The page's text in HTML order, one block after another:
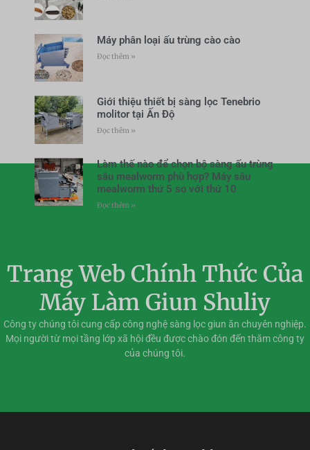
Máy phân loại ấu trùng cào cào
Đọc thêm »
Giới thiệu thiết bị sàng lọc Tenebrio
molitor tại Ấn Độ
Đọc thêm »
Làm thế nào để chọn bộ sàng ấu trùng
sâu mealworm phù hợp? Máy sâu
mealworm thứ 5 so với thứ 10
Đọc thêm »
Trang Web Chính Thức Của
Máy Làm Giun Shuliy
Công ty chúng tôi cung cấp công nghệ sàng lọc giun ăn chuyên nghiệp.
Mọi người từ mọi tầng lớp xã hội đều được chào đón đến thăm công ty
của chúng tôi.